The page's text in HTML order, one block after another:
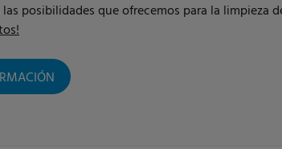
posibilidades que ofrecemos para la limpieza